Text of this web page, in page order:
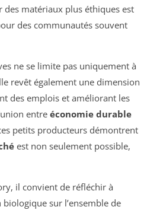
des matériaux plus éthiques est
des communautés souvent
ne se limite pas uniquement à
revêt également une dimension
des emplois et améliorant les
entre économie durable
petits producteurs démontrent
est non seulement possible,
il convient de réfléchir à
sur l’ensemble de